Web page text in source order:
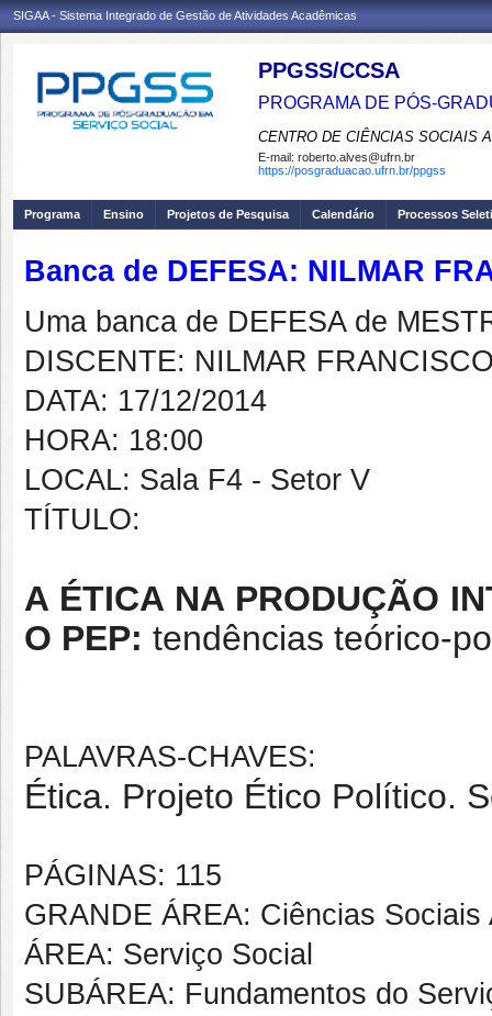
SIGAA - Sistema Integrado de Gestão de Atividades Acadêmicas
PPGSS/CCSA
PROGRAMA DE PÓS-
CENTRO DE CIÊNCIAS SOCIAIS
E-mail: roberto.alves@ufrn.br
https://posgraduacao.ufrn.br/ppgss
Programa Ensino Projetos de Pesquisa Calendário Processos
Banca de DEFESA: NILMAR
Uma banca de DEFESA de
DISCENTE: NILMAR
DATA: 17/12/2014
HORA: 18:00
LOCAL: Sala F4 - Setor V
TÍTULO:
A ÉTICA NA PRODUÇÃO
O PEP: tendências teórico-
PALAVRAS-CHAVES:
Ética. Projeto Ético Político.
PÁGINAS: 115
GRANDE ÁREA: Ciências Sociais
ÁREA: Serviço Social
SUBÁREA: Fundamentos do